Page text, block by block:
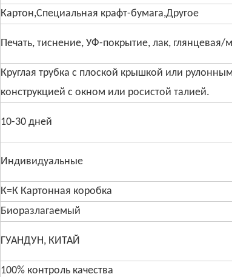
Картон,Специальная крафт-бумага,Другое
Печать, тиснение, УФ-покрытие, лак,
Круглая трубка с плоской крышкой или
конструкцией с окном или росистой талией.
10-30 дней
Индивидуальные
К=К Картонная коробка
Биоразлагаемый
ГУАНДУН, КИТАЙ
100% контроль качества